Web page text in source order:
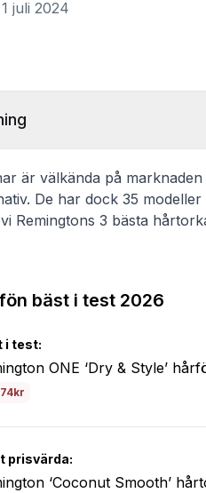
juli 2024
är välkända på
De har dock 35
Remingtons 3 bästa
bäst i test 2026
i test:
ONE ‘Dry & Style’
prisvärda:
‘Coconut Smooth’